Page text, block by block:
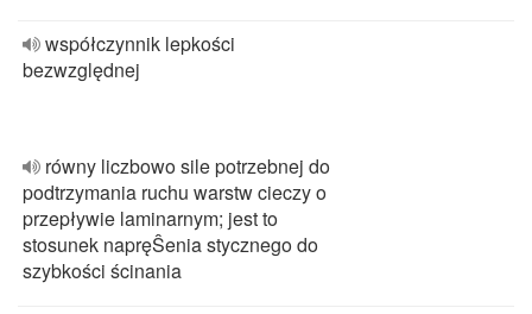
współczynnik lepkości
bezwzględnej
równy liczbowo sile potrzebnej do
podtrzymania ruchu warstw cieczy o
przepływie laminarnym; jest to
stosunek napręŜenia stycznego do
szybkości ścinania